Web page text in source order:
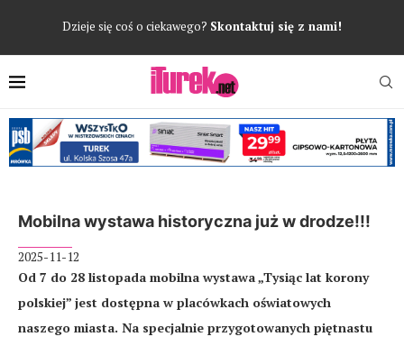
Dzieje się coś o ciekawego? Skontaktuj się z nami!
Mobilna wystawa historyczna już w drodze!!!
2025-11-12
Od 7 do 28 listopada mobilna wystawa „Tysiąc lat korony
polskiej” jest dostępna w placówkach oświatowych
naszego miasta. Na specjalnie przygotowanych piętnastu